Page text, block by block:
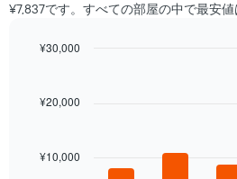
¥7,837です。すべての部屋の中で最安値
with
次
¥10,000
¥20,000
¥30,000